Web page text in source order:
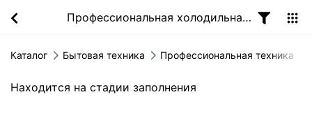
Профессиональная холодильная техника
Каталог Бытовая техника Профессиональная техника
Находится на стадии заполнения